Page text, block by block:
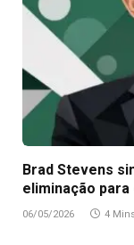
Brad Stevens
eliminação para
06/05/2026 4